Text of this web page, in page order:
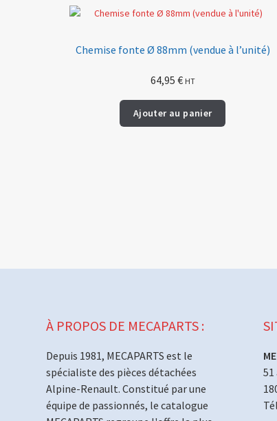
Chemise fonte Ø 88mm (vendue à l’unité)
64,95 € HT
Ajouter au panier
À PROPOS DE MECAPARTS :
Depuis 1981, MECAPARTS est le
spécialiste des pièces détachées
Alpine-Renault. Constitué par une
équipe de passionnés, le catalogue
51